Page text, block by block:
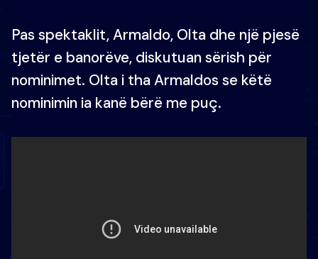
Pas spektaklit, Armaldo, Olta dhe një pjesë
tjetër e banorëve, diskutuan sërish për
nominimet. Olta i tha Armaldos se këtë
nominimin ia kanë bërë me puç.